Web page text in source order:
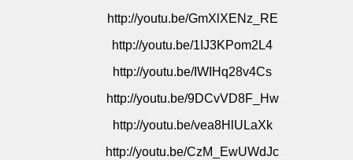
http://youtu.be/GmXlXENz_RE
http://youtu.be/1IJ3KPom2L4
http://youtu.be/IWIHq28v4Cs
http://youtu.be/9DCvVD8F_Hw
http://youtu.be/vea8HlULaXk
http://youtu.be/CzM_EwUWdJc